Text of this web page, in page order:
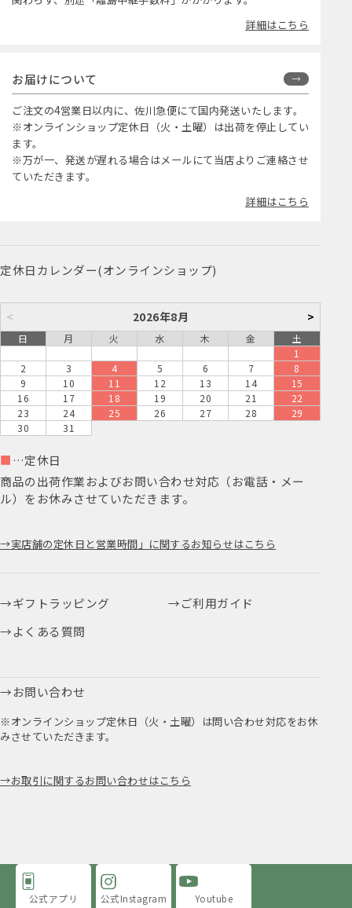
詳細はこちら
お届けについて
ご注文の4営業日以内に、佐川急便にて国内発送いたします。
※オンラインショップ定休日（火・土曜）は出荷を停止してい
ます。
※万が一、発送が遅れる場合はメールにて当店よりご連絡させ
ていただきます。
詳細はこちら
定休日カレンダー(オンラインショップ)
< 2026年8月 >
日 月 火 水 木 金
土
1
2
3 4 5 6 7
8
9
10 11 12 13 14
15
16
17 18 19 20 21
22
23
24 25 26 27 28
29
30
31
■ …定休日
商品の出荷作業およびお問い合わせ対応（お電話・メー
ル）をお休みさせていただきます。
実店舗の定休日と営業時間」に関するお知らせはこちら
ギフトラッピング
ご利用ガイド
よくある質問
お問い合わせ
※オンラインショップ定休日（火・土曜）は問い合わせ対応をお休
みさせていただきます。
お取引に関するお問い合わせはこちら
公式アプリ 公式Instagram Youtube